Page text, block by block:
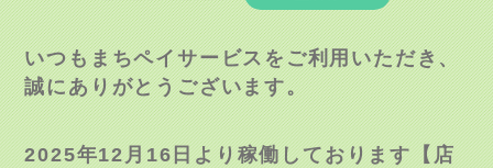
いつもまちペイサービスをご利用いただき、
誠にありがとうございます。
2025年12月16日より稼働しております【店